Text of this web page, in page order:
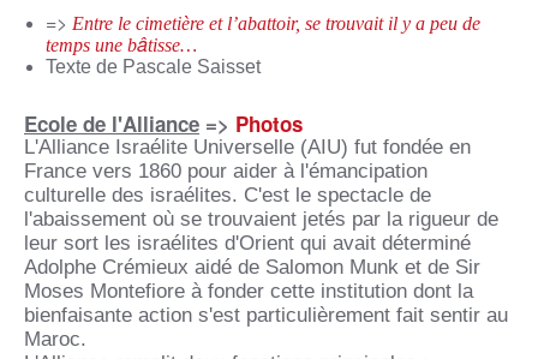
=> Entre le cimetière et l’abattoir, se trouvait il y a peu de
temps une bâtisse…
Texte de Pascale Saisset
Ecole de l'Alliance => Photos
L'Alliance Israélite Universelle (AIU) fut fondée en
France vers 1860 pour aider à l'émancipation
culturelle des israélites. C'est le spectacle de
l'abaissement où se trouvaient jetés par la rigueur de
leur sort les israélites d'Orient qui avait déterminé
Adolphe Crémieux aidé de Salomon Munk et de Sir
Moses Montefiore à fonder cette institution dont la
bienfaisante action s'est particulièrement fait sentir au
Maroc.